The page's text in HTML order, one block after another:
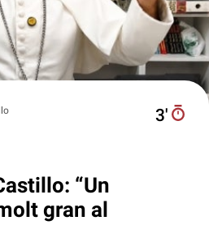
3′
“Un
gran al